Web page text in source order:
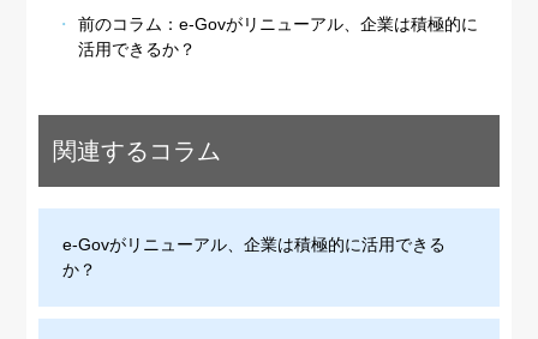
前のコラム： e-Govがリニューアル、企業は積極的に
活用できるか？
関連するコラム
e-Govがリニューアル、企業は積極的に活用できる
か？